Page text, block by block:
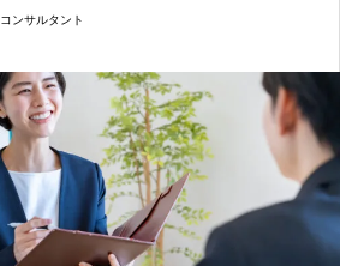
コンサルタント